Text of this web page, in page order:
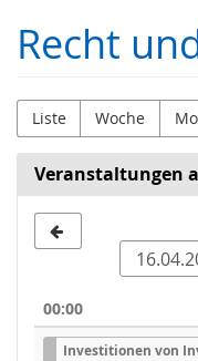
Haupt-
Inhalt
Recht
Liste Woche
Veranstaltungen
zur
00:00
Investitionen von